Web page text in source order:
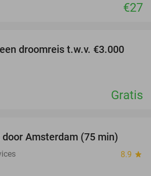
€27
droomreis t.w.v. €3.000
Gratis
Amsterdam (75 min)
8.9 star